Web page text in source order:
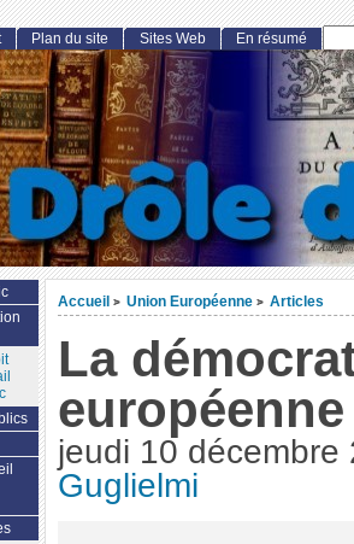
Accueil > Union Européenne > Articles
La
jeudi 10 décembre
Guglielmi
Plan du site Sites Web En résumé